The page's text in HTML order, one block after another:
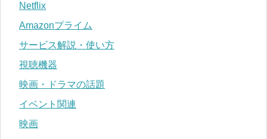
Netflix
Amazonプライム
サービス解説・使い方
視聴機器
映画・ドラマの話題
イベント関連
映画